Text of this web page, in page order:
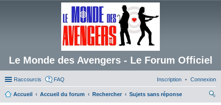
Le Monde des Avengers - Le Forum Officiel
Raccourcis FAQ Connexion
Inscription
Accueil Accueil du forum Rechercher
Sujets sans réponse